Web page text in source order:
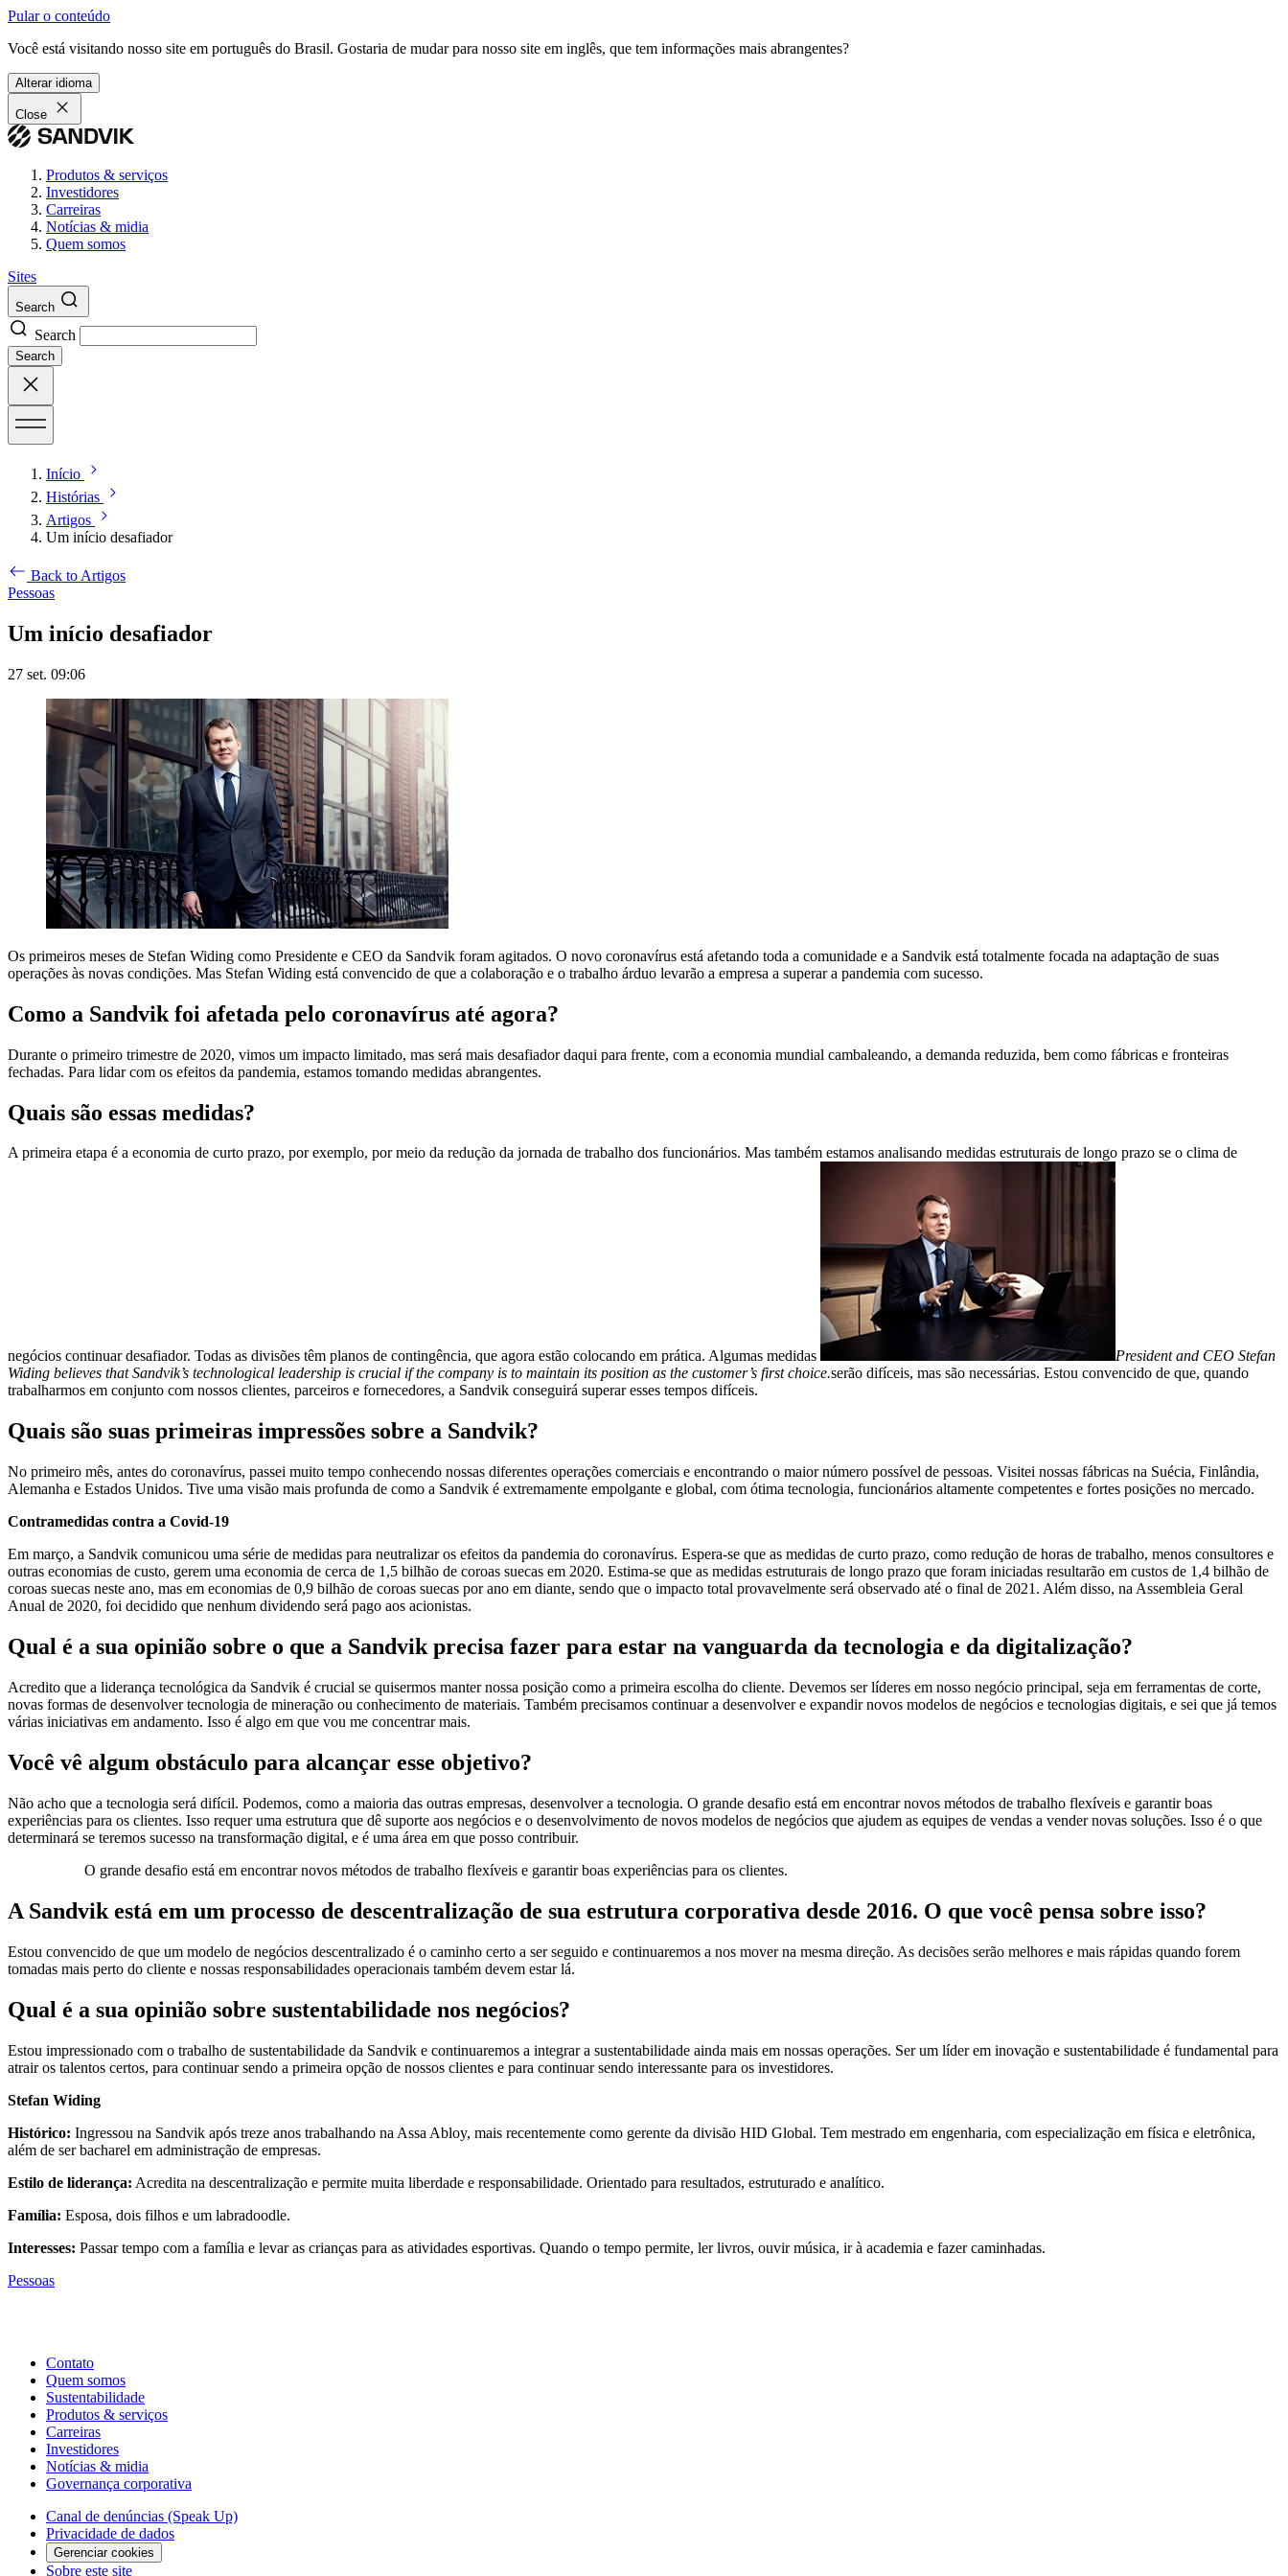
Pular o conteúdo
Você está visitando nosso site em português do Brasil. Gostaria de mudar para nosso site em inglês, que tem informações mais abrangentes?
Alterar idioma
Close
Produtos & serviços
Investidores
Carreiras
Notícias & midia
Quem somos
Sites
Search
Search
Search
Início
Histórias
Artigos
Um início desafiador
Back to Artigos
Pessoas
Um início desafiador
27 set. 09:06
Os primeiros meses de Stefan Widing como Presidente e CEO da Sandvik foram agitados. O novo coronavírus está afetando toda a comunidade e a Sandvik está totalmente focada na adaptação de suas
operações às novas condições. Mas Stefan Widing está convencido de que a colaboração e o trabalho árduo levarão a empresa a superar a pandemia com sucesso.
Como a Sandvik foi afetada pelo coronavírus até agora?
Durante o primeiro trimestre de 2020, vimos um impacto limitado, mas será mais desafiador daqui para frente, com a economia mundial cambaleando, a demanda reduzida, bem como fábricas e fronteiras
fechadas. Para lidar com os efeitos da pandemia, estamos tomando medidas abrangentes.
Quais são essas medidas?
A primeira etapa é a economia de curto prazo, por exemplo, por meio da redução da jornada de trabalho dos funcionários. Mas também estamos analisando medidas estruturais de longo prazo se o clima de
negócios continuar desafiador. Todas as divisões têm planos de contingência, que agora estão colocando em prática. Algumas medidas
President and CEO Stefan
Widing believes that Sandvik’s technological leadership is crucial if the company is to maintain its position as the customer’s first choice.serão difíceis, mas são necessárias. Estou convencido de que, quando
trabalharmos em conjunto com nossos clientes, parceiros e fornecedores, a Sandvik conseguirá superar esses tempos difíceis.
Quais são suas primeiras impressões sobre a Sandvik?
No primeiro mês, antes do coronavírus, passei muito tempo conhecendo nossas diferentes operações comerciais e encontrando o maior número possível de pessoas. Visitei nossas fábricas na Suécia, Finlândia,
Alemanha e Estados Unidos. Tive uma visão mais profunda de como a Sandvik é extremamente empolgante e global, com ótima tecnologia, funcionários altamente competentes e fortes posições no mercado.
Contramedidas contra a Covid-19
Em março, a Sandvik comunicou uma série de medidas para neutralizar os efeitos da pandemia do coronavírus. Espera-se que as medidas de curto prazo, como redução de horas de trabalho, menos consultores e
outras economias de custo, gerem uma economia de cerca de 1,5 bilhão de coroas suecas em 2020. Estima-se que as medidas estruturais de longo prazo que foram iniciadas resultarão em custos de 1,4 bilhão de
coroas suecas neste ano, mas em economias de 0,9 bilhão de coroas suecas por ano em diante, sendo que o impacto total provavelmente será observado até o final de 2021. Além disso, na Assembleia Geral
Anual de 2020, foi decidido que nenhum dividendo será pago aos acionistas.
Qual é a sua opinião sobre o que a Sandvik precisa fazer para estar na vanguarda da tecnologia e da digitalização?
Acredito que a liderança tecnológica da Sandvik é crucial se quisermos manter nossa posição como a primeira escolha do cliente. Devemos ser líderes em nosso negócio principal, seja em ferramentas de corte,
novas formas de desenvolver tecnologia de mineração ou conhecimento de materiais. Também precisamos continuar a desenvolver e expandir novos modelos de negócios e tecnologias digitais, e sei que já temos
várias iniciativas em andamento. Isso é algo em que vou me concentrar mais.
Você vê algum obstáculo para alcançar esse objetivo?
Não acho que a tecnologia será difícil. Podemos, como a maioria das outras empresas, desenvolver a tecnologia. O grande desafio está em encontrar novos métodos de trabalho flexíveis e garantir boas
experiências para os clientes. Isso requer uma estrutura que dê suporte aos negócios e o desenvolvimento de novos modelos de negócios que ajudem as equipes de vendas a vender novas soluções. Isso é o que
determinará se teremos sucesso na transformação digital, e é uma área em que posso contribuir.
O grande desafio está em encontrar novos métodos de trabalho flexíveis e garantir boas experiências para os clientes.
A Sandvik está em um processo de descentralização de sua estrutura corporativa desde 2016. O que você pensa sobre isso?
Estou convencido de que um modelo de negócios descentralizado é o caminho certo a ser seguido e continuaremos a nos mover na mesma direção. As decisões serão melhores e mais rápidas quando forem
tomadas mais perto do cliente e nossas responsabilidades operacionais também devem estar lá.
Qual é a sua opinião sobre sustentabilidade nos negócios?
Estou impressionado com o trabalho de sustentabilidade da Sandvik e continuaremos a integrar a sustentabilidade ainda mais em nossas operações. Ser um líder em inovação e sustentabilidade é fundamental para
atrair os talentos certos, para continuar sendo a primeira opção de nossos clientes e para continuar sendo interessante para os investidores.
Stefan Widing
Histórico: Ingressou na Sandvik após treze anos trabalhando na Assa Abloy, mais recentemente como gerente da divisão HID Global. Tem mestrado em engenharia, com especialização em física e eletrônica,
além de ser bacharel em administração de empresas.
Estilo de liderança: Acredita na descentralização e permite muita liberdade e responsabilidade. Orientado para resultados, estruturado e analítico.
Família: Esposa, dois filhos e um labradoodle.
Interesses: Passar tempo com a família e levar as crianças para as atividades esportivas. Quando o tempo permite, ler livros, ouvir música, ir à academia e fazer caminhadas.
Pessoas
Contato
Quem somos
Sustentabilidade
Produtos & serviços
Carreiras
Investidores
Notícias & midia
Governança corporativa
Canal de denúncias (Speak Up)
Privacidade de dados
Gerenciar cookies
Sobre este site